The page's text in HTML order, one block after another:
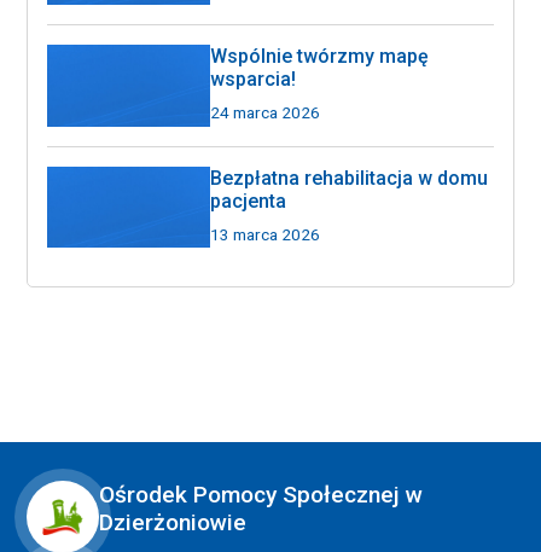
Wspólnie twórzmy mapę
wsparcia!
24 marca 2026
Bezpłatna rehabilitacja w domu
pacjenta
13 marca 2026
Ośrodek Pomocy Społecznej w
Dzierżoniowie